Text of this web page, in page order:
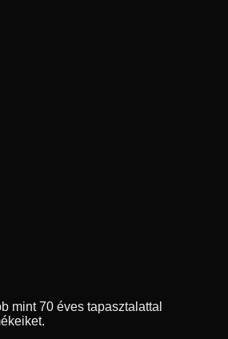
mint 70 éves tapasztalattal